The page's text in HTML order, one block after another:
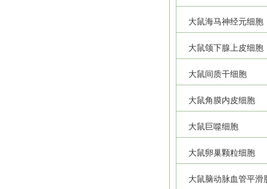
大鼠海马神经元细胞
大鼠颌下腺上皮细胞
大鼠间质干细胞
大鼠角膜内皮细胞
大鼠巨噬细胞
大鼠卵巢颗粒细胞
大鼠脑动脉血管平滑